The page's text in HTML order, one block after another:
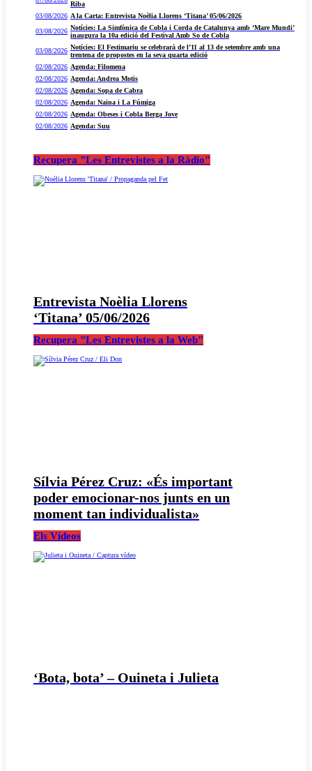
Riba
03/08/2026 A la Carta: Entrevista Noèlia Llorens ‘Titana’ 05/06/2026
03/08/2026 Notícies: La Simfònica de Cobla i Corda de Catalunya amb ‘Mare Mundi’
inaugura la 10a edició del Festival Amb So de Cobla
03/08/2026 Notícies: El Festimariu se celebrarà de l’11 al 13 de setembre amb una
trentena de propostes en la seva quarta edició
02/08/2026 Agenda: Filomena
02/08/2026 Agenda: Andrea Motis
02/08/2026 Agenda: Sopa de Cabra
02/08/2026 Agenda: Naina i La Fúmiga
02/08/2026 Agenda: Obeses i Cobla Berga Jove
02/08/2026 Agenda: Suu
Recupera "Les Entrevistes a la Ràdio"
Entrevista Noèlia Llorens
‘Titana’ 05/06/2026
Recupera "Les Entrevistes a la Web"
Sílvia Pérez Cruz: «És important
poder emocionar-nos junts en un
moment tan individualista»
Els Vídeos
‘Bota, bota’ – Ouineta i Julieta